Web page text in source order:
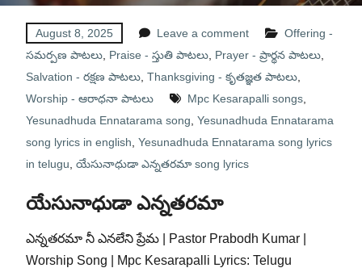
August 8, 2025 Leave a comment
Offering -
సమర్పణ పాటలు, Praise - స్తుతి పాటలు, Prayer - ప్రార్థన పాటలు,
Salvation - రక్షణ పాటలు, Thanksgiving - కృతజ్ఞత పాటలు,
Worship - ఆరాధనా పాటలు
Mpc Kesarapalli songs,
Yesunadhuda Ennatarama song Yesunadhuda Ennatarama
song lyrics in english Yesunadhuda Ennatarama song lyrics
in telugu యేసునాధుడా ఎన్నతరమా song lyrics
యేసునాధుడా ఎన్నతరమా
ఎన్నతరమా నీ ఎనలేని ప్రేమ | Pastor Prabodh Kumar |
Worship Song | Mpc Kesarapalli Lyrics: Telugu